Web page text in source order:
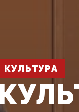
КУЛЬТУРА